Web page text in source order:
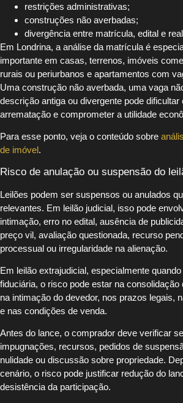
restrições administrativas;
construções não averbadas;
divergência entre matrícula, edital e
Em Londrina, a análise da matrícula é
importante em casas, terrenos, imóveis
rurais ou periurbanos e apartamentos com
Uma construção não averbada, uma vaga
descrição antiga ou divergente pode dificultar
arrematação e comprometer a utilidade
Para esse ponto, veja o conteúdo sobre
de imóvel.
Risco de anulação ou suspensão do
Leilões podem ser suspensos ou anulados
relevantes. Em leilão judicial, isso pode
intimação, erro no edital, ausência de
preço vil, avaliação questionada, recurso
processual ou irregularidade na alienação.
Em leilão extrajudicial, especialmente
fiduciária, o risco pode estar na consolidação
na intimação do devedor, nos prazos legais,
e nas condições de venda.
Antes do lance, o comprador deve verificar
impugnações, recursos, pedidos de
nulidade ou discussão sobre propriedade.
cenário, o risco pode justificar redução do
desistência da participação.